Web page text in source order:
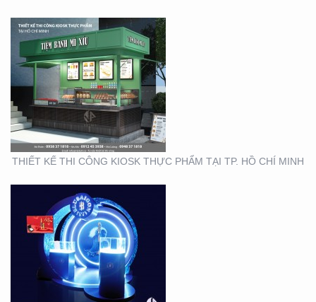
THIẾT KẾ THI CÔNG KIOSK THỰC PHẨM TẠI TP. HỒ CHÍ MINH
THIẾT KẾ THI CÔNG
GIAN HÀNG BLU SÀI
GÒN
THIẾT KẾ NHẬN DIỆN
THƯƠNG HIỆU MINH
THƯ ORCHIDS
BOUTIQUE VIETNAM